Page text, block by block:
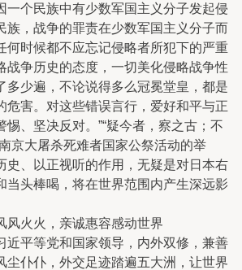
一个民族中有少数军国主义分子发起侵
族，战争的罪责在少数军国主义分子而
何时候都不应忘记侵略者所犯下的严重
战争历史的态度，一切美化侵略战争性
多少遍，不论说得多么冠冕堂皇，都是
危害。对这些错误言行，爱好和平与正
惕、坚决反对。”“疑今者，察之古；不
京大屠杀死难者国家公祭活动的举
史、以正视听的作用，无疑是对日本右
当头棒喝，将在世界范围内产生深远影
火火，亲诚惠容感动世界
平等党和国家领导，内外双修，兼善
尘仆仆，外交足迹踏遍五大洲，让世界